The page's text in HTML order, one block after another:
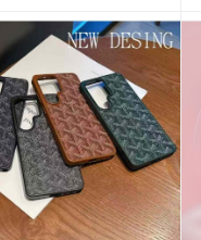
S25 S24 23 S24
SC-52Eカバー人気